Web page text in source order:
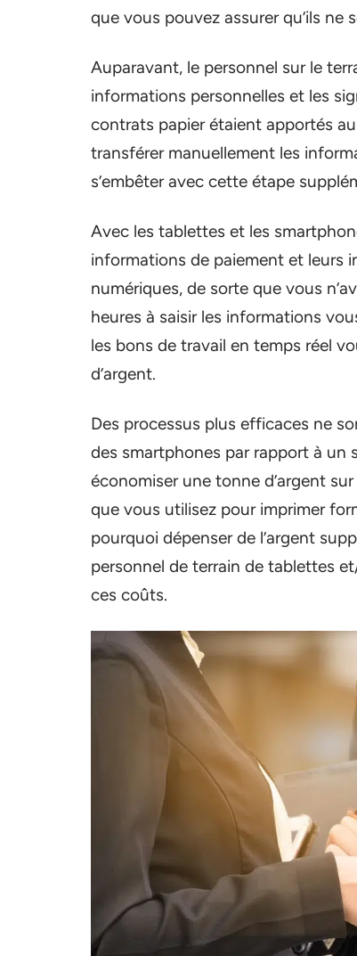
que vous pouvez assurer qu’ils ne
Auparavant, le personnel sur le
informations personnelles et les
contrats papier étaient apportés
transférer manuellement les
s’embêter avec cette étape
Avec les tablettes et les
informations de paiement et leurs
numériques, de sorte que vous
heures à saisir les informations
les bons de travail en temps réel
d’argent.
Des processus plus efficaces ne
des smartphones par rapport à un
économiser une tonne d’argent
que vous utilisez pour imprimer
pourquoi dépenser de l’argent
personnel de terrain de tablettes
ces coûts.